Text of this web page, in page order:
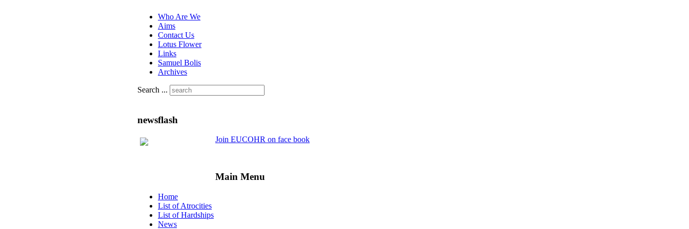
Who Are We
Aims
Contact Us
Lotus Flower
Links
Samuel Bolis
Archives
Search ...
newsflash
Join EUCOHR on face book
Main Menu
Home
List of Atrocities
List of Hardships
News